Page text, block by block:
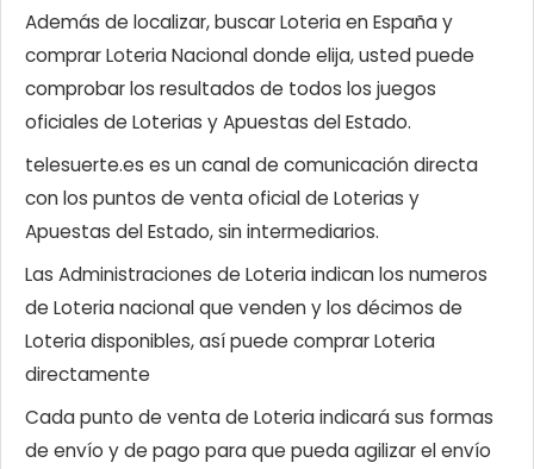
Además de localizar, buscar Loteria en España y
comprar Loteria Nacional donde elija, usted puede
comprobar los resultados de todos los juegos
oficiales de Loterias y Apuestas del Estado.
telesuerte.es es un canal de comunicación directa
con los puntos de venta oficial de Loterias y
Apuestas del Estado, sin intermediarios.
Las Administraciones de Loteria indican los numeros
de Loteria nacional que venden y los décimos de
Loteria disponibles, así puede comprar Loteria
directamente
Cada punto de venta de Loteria indicará sus formas
de envío y de pago para que pueda agilizar el envío